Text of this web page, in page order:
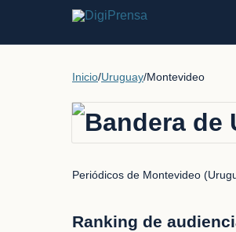
Inicio/Uruguay/Montevideo
Periódicos de Montevideo
Ranking de